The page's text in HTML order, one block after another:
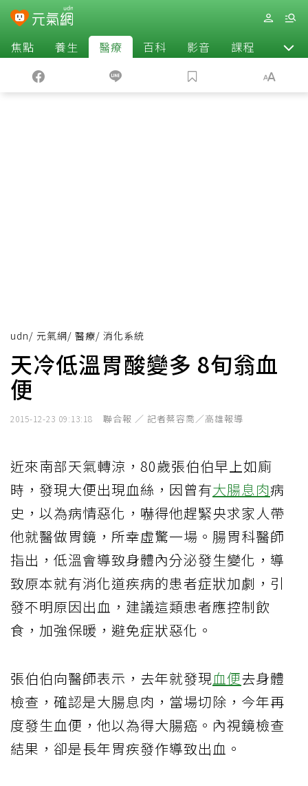
焦點 養生 醫療 百科 影音 課程 退休
udn/ 元氣網/ 醫療/ 消化系統
天冷低溫胃酸變多 8旬翁血
便
2015-12-23 09:13:18 聯合報 ／ 記者蔡容喬／高雄報導
近來南部天氣轉涼，80歲張伯伯早上如廁
時，發現大便出現血絲，因曾有大腸息肉病
史，以為病情惡化，嚇得他趕緊央求家人帶
他就醫做胃鏡，所幸虛驚一場。腸胃科醫師
指出，低溫會導致身體內分泌發生變化，導
致原本就有消化道疾病的患者症狀加劇，引
發不明原因出血，建議這類患者應控制飲
食，加強保暖，避免症狀惡化。
張伯伯向醫師表示，去年就發現血便去身體
檢查，確認是大腸息肉，當場切除，今年再
度發生血便，他以為得大腸癌。內視鏡檢查
結果，卻是長年胃疾發作導致出血。